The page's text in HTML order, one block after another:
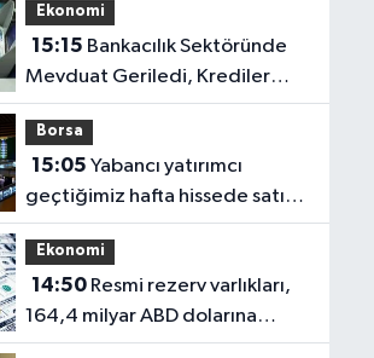
Ekonomi
15:15
Mevduat Geriledi, Krediler
Yükseldi
Borsa
15:05
geçtiğimiz hafta hissede satıcı,
DİBS'de alıcı oldu
Ekonomi
14:50Resmi rezerv varlıkları,
164,4 milyar ABD dolarına
ulaştı